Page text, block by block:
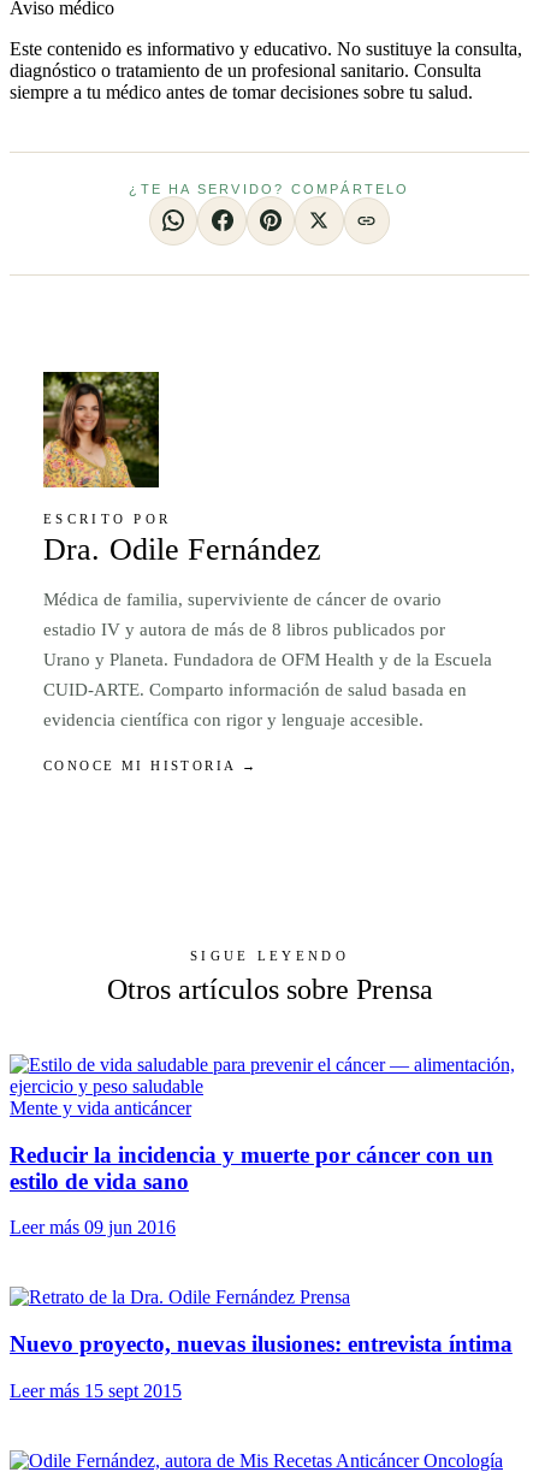
Aviso médico
Este contenido es informativo y educativo. No sustituye la consulta,
diagnóstico o tratamiento de un profesional sanitario. Consulta
siempre a tu médico antes de tomar decisiones sobre tu salud.
¿TE HA SERVIDO? COMPÁRTELO
ESCRITO POR
Dra. Odile Fernández
Médica de familia, superviviente de cáncer de ovario
estadio IV y autora de más de 8 libros publicados por
Urano y Planeta. Fundadora de OFM Health y de la Escuela
CUID-ARTE. Comparto información de salud basada en
evidencia científica con rigor y lenguaje accesible.
CONOCE MI HISTORIA →
SIGUE LEYENDO
Otros artículos sobre Prensa
Mente y vida anticáncer
Reducir la incidencia y muerte por cáncer con un
estilo de vida sano
Leer más 09 jun 2016
Prensa
Nuevo proyecto, nuevas ilusiones: entrevista íntima
Leer más 15 sept 2015
Oncología